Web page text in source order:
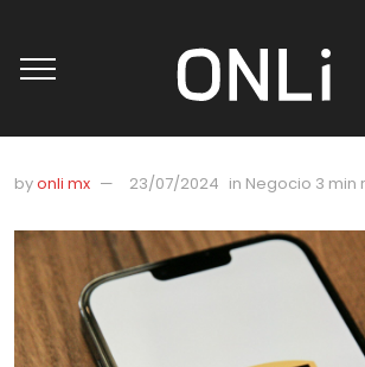
byonli mx 23/07/2024 in Negocio 3 min